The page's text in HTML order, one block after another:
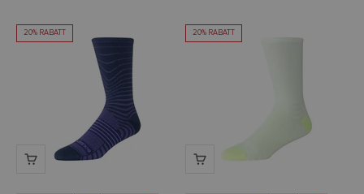
20% RABATT 20% RABATT